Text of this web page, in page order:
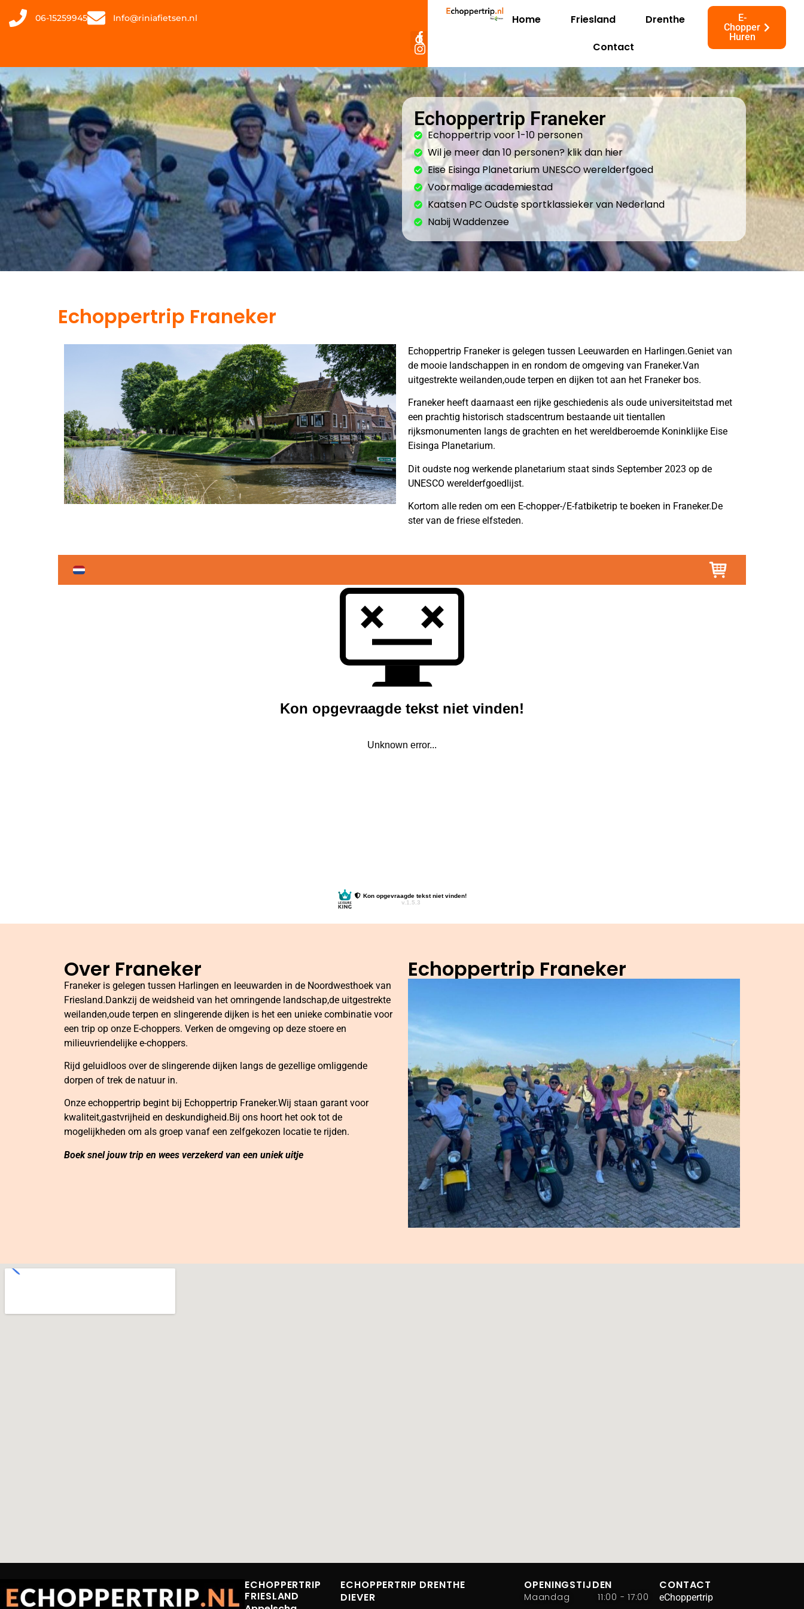
06-15259945 Info@riniafietsen.nl Home Friesland
Drenthe
Contact
E-
Chopper
Huren
Echoppertrip Franeker
Echoppertrip voor 1-10 personen
Wil je meer dan 10 personen? klik dan hier
Eise Eisinga Planetarium UNESCO werelderfgoed
Voormalige academiestad
Kaatsen PC Oudste sportklassieker van Nederland
Nabij Waddenzee
Echoppertrip Franeker
Echoppertrip Franeker is gelegen tussen Leeuwarden en Harlingen.Geniet van
de mooie landschappen in en rondom de omgeving van Franeker.Van
uitgestrekte weilanden,oude terpen en dijken tot aan het Franeker bos.
Franeker heeft daarnaast een rijke geschiedenis als oude universiteitstad met
een prachtig historisch stadscentrum bestaande uit tientallen
rijksmonumenten langs de grachten en het wereldberoemde Koninklijke Eise
Eisinga Planetarium.
Dit oudste nog werkende planetarium staat sinds September 2023 op de
UNESCO werelderfgoedlijst.
Kortom alle reden om een E-chopper-/E-fatbiketrip te boeken in Franeker.De
ster van de friese elfsteden.
Over Franeker
Franeker is gelegen tussen Harlingen en leeuwarden in de Noordwesthoek van
Friesland.Dankzij de weidsheid van het omringende landschap,de uitgestrekte
weilanden,oude terpen en slingerende dijken is het een unieke combinatie voor
een trip op onze E-choppers. Verken de omgeving op deze stoere en
milieuvriendelijke e-choppers.
Rijd geluidloos over de slingerende dijken langs de gezellige omliggende
dorpen of trek de natuur in.
Onze echoppertrip begint bij Echoppertrip Franeker.Wij staan garant voor
kwaliteit,gastvrijheid en deskundigheid.Bij ons hoort het ook tot de
mogelijkheden om als groep vanaf een zelfgekozen locatie te rijden.
Boek snel jouw trip en wees verzekerd van een uniek uitje
Echoppertrip Franeker
ECHOPPERTRIP
FRIESLAND
ECHOPPERTRIP DRENTHE
DIEVER
OPENINGSTIJDEN
Maandag 11:00 - 17:00
CONTACT
eChoppertrip